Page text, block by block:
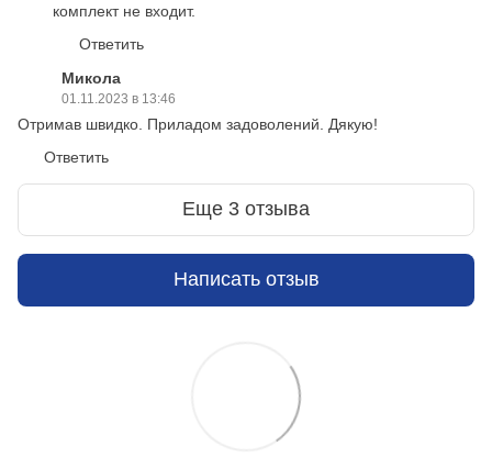
комплект не входит.
Ответить
Микола
01.11.2023 в 13:46
Отримав швидко. Приладом задоволений. Дякую!
Ответить
Еще 3 отзыва
Написать отзыв